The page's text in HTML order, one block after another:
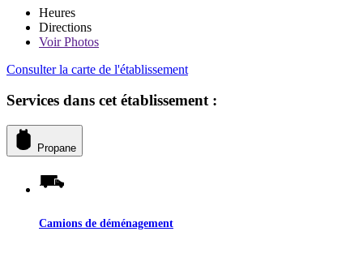
Heures
Directions
VoirPhotos
Consulter la carte de l'établissement
Services dans cet établissement :
Propane
Camions de déménagement